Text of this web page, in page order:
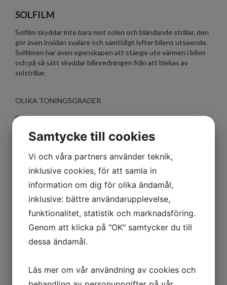
SOLFILM
Solfilm skyddar inte bara mot solen och bländande strålar, den
gör även insidan svalare och samtidigt lyfter bilens utseende.
Solfilmen har även egenskapen att stänge ute värmen i bilen
och på så sätt skyddar bilinredningen från att blekas av
solstrålar.
OLIKA TONINGSGRADER
Black 5% - Den mörkaste varianten
Black 20% - Ljusare variant än den mörkaste
Black 50% - Lite röktoning jämfört med original toning
Samtycke till cookies
Vi och våra partners använder teknik,
inklusive cookies, för att samla in
information om dig för olika ändamål,
inklusive: bättre användarupplevelse,
funktionalitet, statistik och marknadsföring.
Genom att klicka på "OK" samtycker du till
dessa ändamål.
Läs mer om vår användning av cookies och